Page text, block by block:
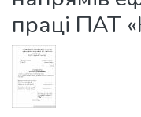
праці ПАТ